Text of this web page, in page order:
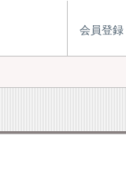
会員登録